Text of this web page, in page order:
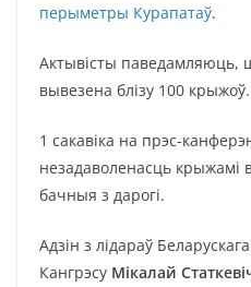
перыметры Курапатаў.
Актывісты паведамляюць,
вывезена блізу 100 крыжоў.
1 сакавіка на прэс-
незадаволенасць крыжамі
бачныя з дарогі.
Адзін з лідараў
Кангрэсу Мікалай